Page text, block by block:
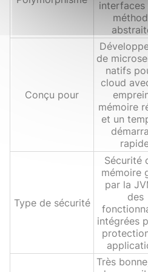
interfaces
Conçu pour
de
natifs
cloud
mémoire
et un
Type de sécurité
Sécurité
mémoire
par la
des
intégrées
Très